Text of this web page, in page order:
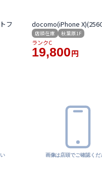
フ
docomo(iPhone
店頭在庫 秋葉原1F
ランクC
19,800 円